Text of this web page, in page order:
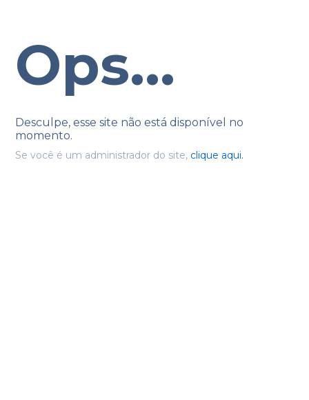
Ops...
Desculpe, esse site não está disponível no
momento.
Se você é um administrador do site, clique aqui.